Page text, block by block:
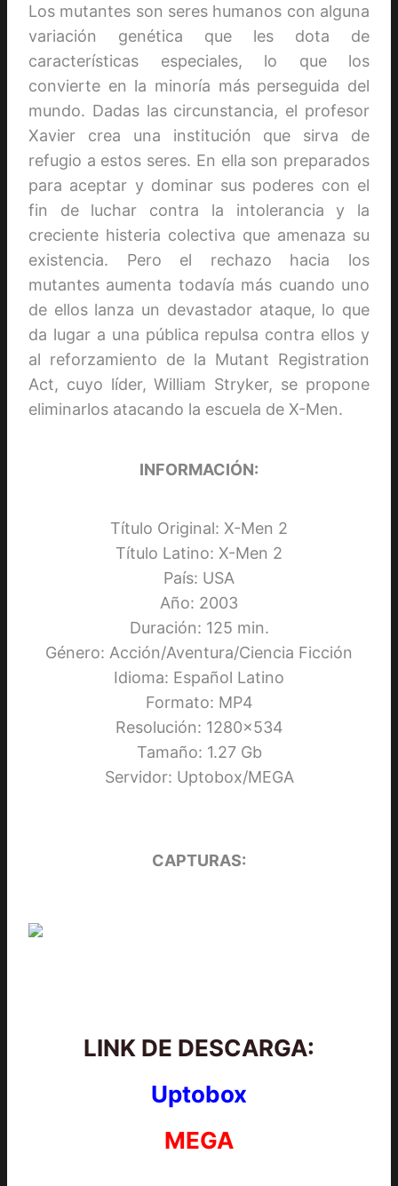
Los mutantes son seres humanos con alguna
variación genética que les dota de
características especiales, lo que los
convierte en la minoría más perseguida del
mundo. Dadas las circunstancia, el profesor
Xavier crea una institución que sirva de
refugio a estos seres. En ella son preparados
para aceptar y dominar sus poderes con el
fin de luchar contra la intolerancia y la
creciente histeria colectiva que amenaza su
existencia. Pero el rechazo hacia los
mutantes aumenta todavía más cuando uno
de ellos lanza un devastador ataque, lo que
da lugar a una pública repulsa contra ellos y
al reforzamiento de la Mutant Registration
Act, cuyo líder, William Stryker, se propone
eliminarlos atacando la escuela de X-Men.
INFORMACIÓN:
Título Original: X-Men 2
Título Latino: X-Men 2
País: USA
Año: 2003
Duración: 125 min.
Género: Acción/Aventura/Ciencia Ficción
Idioma: Español Latino
Formato: MP4
Resolución: 1280×534
Tamaño: 1.27 Gb
Servidor: Uptobox/MEGA
CAPTURAS:
LINK DE DESCARGA:
Uptobox
MEGA